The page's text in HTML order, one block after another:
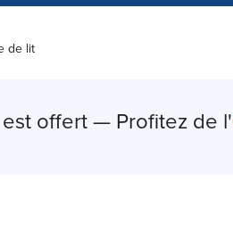
de lit
offert — Profitez de l'